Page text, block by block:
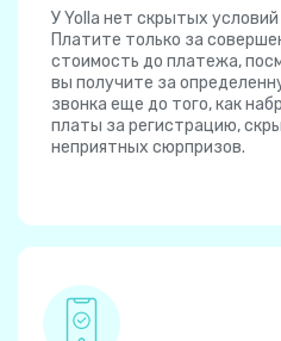
У Yolla нет скрытых
Платите только за
стоимость до платежа,
вы получите за
звонка еще до того, как
платы за регистрацию,
неприятных сюрпризов.